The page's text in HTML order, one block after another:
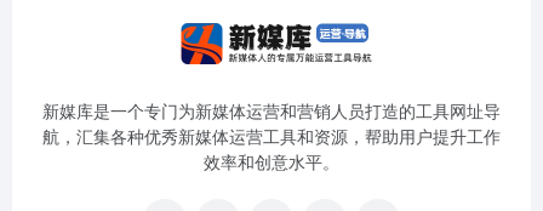
新媒库是一个专门为新媒体运营和营销人员打造的工具网址导
航，汇集各种优秀新媒体运营工具和资源，帮助用户提升工作
效率和创意水平。